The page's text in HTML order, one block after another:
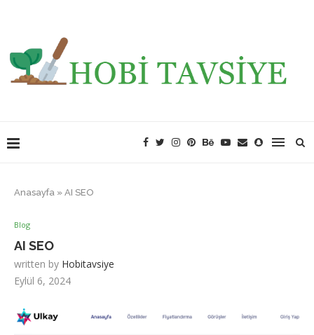
Anasayfa » AI SEO
Blog
AI SEO
written by Hobitavsiye
Eylül 6, 2024